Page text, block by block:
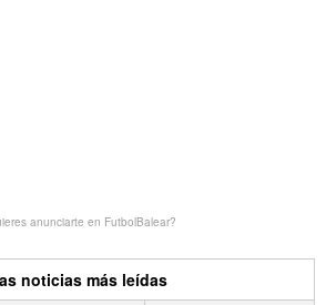
anunciarte en FutbolBalear?
noticias más leídas